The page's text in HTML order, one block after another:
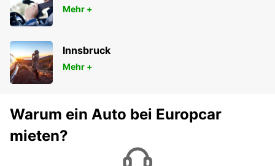
Mehr +
Innsbruck
Mehr +
Warum ein Auto bei Europcar
mieten?